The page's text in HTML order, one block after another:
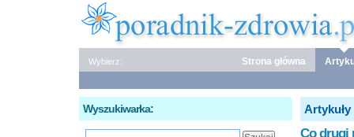
Wybierz: Strona główna
Co drugi
Wyszukiwarka: